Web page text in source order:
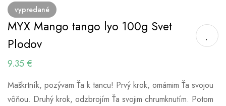
vypredané
MYX Mango tango lyo 100g Svet
Plodov
9.35 €
Maškrtník, pozývam Ťa k tancu! Prvý krok, omámim Ťa svojou
vôňou. Druhý krok, odzbrojím Ťa svojim chrumknutím. Potom